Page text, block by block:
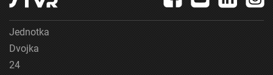
Jednotka
Dvojka
24